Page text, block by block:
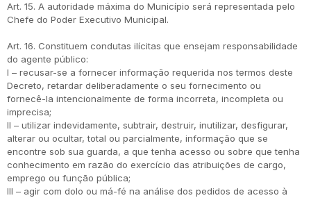
Art. 15. A autoridade máxima do Município será representada pelo
Chefe do Poder Executivo Municipal.
Art. 16. Constituem condutas ilícitas que ensejam responsabilidade
do agente público:
I – recusar-se a fornecer informação requerida nos termos deste
Decreto, retardar deliberadamente o seu fornecimento ou
fornecê-la intencionalmente de forma incorreta, incompleta ou
imprecisa;
II – utilizar indevidamente, subtrair, destruir, inutilizar, desfigurar,
alterar ou ocultar, total ou parcialmente, informação que se
encontre sob sua guarda, a que tenha acesso ou sobre que tenha
conhecimento em razão do exercício das atribuições de cargo,
emprego ou função pública;
III – agir com dolo ou má-fé na análise dos pedidos de acesso à